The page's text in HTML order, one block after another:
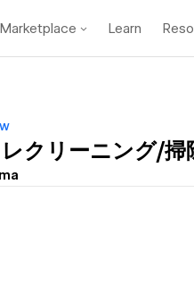
Marketplace Learn
クリーニング/